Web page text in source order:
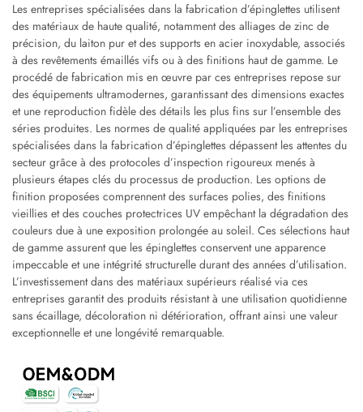
Les entreprises spécialisées dans la fabrication d’épinglettes utilisent
des matériaux de haute qualité, notamment des alliages de zinc de
précision, du laiton pur et des supports en acier inoxydable, associés
à des revêtements émaillés vifs ou à des finitions haut de gamme. Le
procédé de fabrication mis en œuvre par ces entreprises repose sur
des équipements ultramodernes, garantissant des dimensions exactes
et une reproduction fidèle des détails les plus fins sur l’ensemble des
séries produites. Les normes de qualité appliquées par les entreprises
spécialisées dans la fabrication d’épinglettes dépassent les attentes du
secteur grâce à des protocoles d’inspection rigoureux menés à
plusieurs étapes clés du processus de production. Les options de
finition proposées comprennent des surfaces polies, des finitions
vieillies et des couches protectrices UV empêchant la dégradation des
couleurs due à une exposition prolongée au soleil. Ces sélections haut
de gamme assurent que les épinglettes conservent une apparence
impeccable et une intégrité structurelle durant des années d’utilisation.
L’investissement dans des matériaux supérieurs réalisé via ces
entreprises garantit des produits résistant à une utilisation quotidienne
sans écaillage, décoloration ni détérioration, offrant ainsi une valeur
exceptionnelle et une longévité remarquable.